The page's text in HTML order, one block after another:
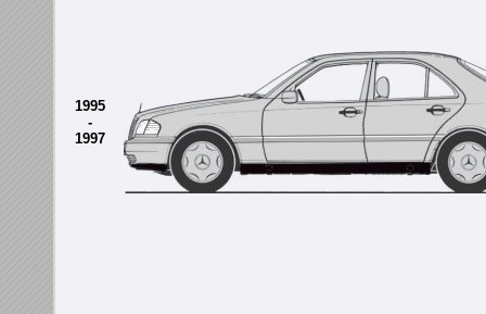
1995
-
1997